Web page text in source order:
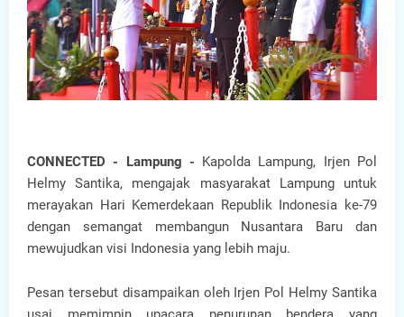
CONNECTED - Lampung - Kapolda Lampung, Irjen Pol
Helmy Santika, mengajak masyarakat Lampung untuk
merayakan Hari Kemerdekaan Republik Indonesia ke-79
dengan semangat membangun Nusantara Baru dan
mewujudkan visi Indonesia yang lebih maju.
Pesan tersebut disampaikan oleh Irjen Pol Helmy Santika